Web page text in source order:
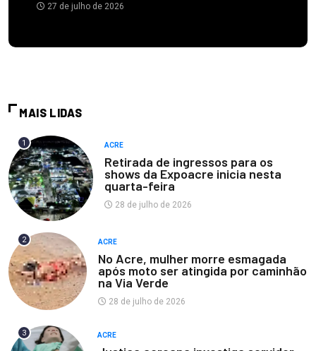
27 de julho de 2026
MAIS LIDAS
1 ACRE
Retirada de ingressos para os
shows da Expoacre inicia nesta
quarta-feira
28 de julho de 2026
2 ACRE
No Acre, mulher morre esmagada
após moto ser atingida por caminhão
na Via Verde
28 de julho de 2026
3 ACRE